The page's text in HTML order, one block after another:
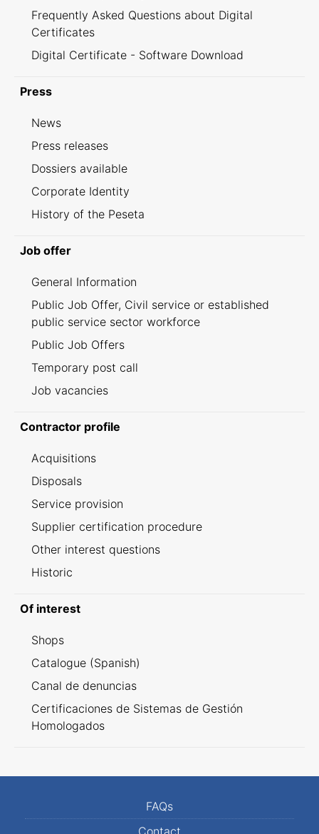
Frequently Asked Questions about Digital
Certificates
Digital Certificate - Software Download
Press
News
Press releases
Dossiers available
Corporate Identity
History of the Peseta
Job offer
General Information
Public Job Offer, Civil service or established
public service sector workforce
Public Job Offers
Temporary post call
Job vacancies
Contractor profile
Acquisitions
Disposals
Service provision
Supplier certification procedure
Other interest questions
Historic
Of interest
Shops
Catalogue (Spanish)
Canal de denuncias
Certificaciones de Sistemas de Gestión
Homologados
FAQs
Contact